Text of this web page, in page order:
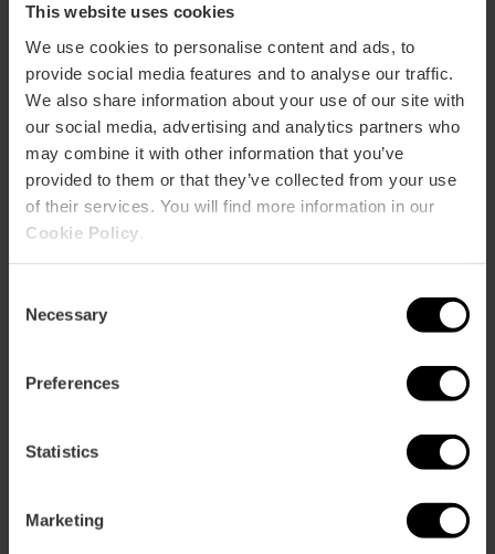
This website uses cookies
We use cookies to personalise content and ads, to
provide social media features and to analyse our traffic.
We also share information about your use of our site with
our social media, advertising and analytics partners who
may combine it with other information that you’ve
provided to them or that they’ve collected from your use
of their services. You will find more information in our
Cookie Policy
Selection
Necessary
Preferences
Statistics
Marketing
Informazioni pratiche
Orario
8:00-20:00
Come arrivare